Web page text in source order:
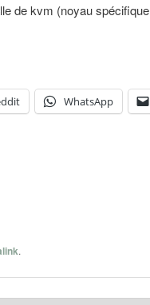
de kvm (noyau
WhatsApp
.